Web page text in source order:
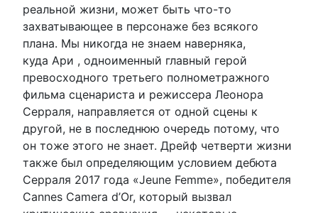
реальной жизни, может быть что-то
захватывающее в персонаже без всякого
плана. Мы никогда не знаем наверняка,
куда Ари , одноименный главный герой
превосходного третьего полнометражного
фильма сценариста и режиссера Леонора
Серраля, направляется от одной сцены к
другой, не в последнюю очередь потому, что
он тоже этого не знает. Дрейф четверти жизни
также был определяющим условием дебюта
Серраля 2017 года «Jeune Femme», победителя
Cannes Camera d’Or, который вызвал